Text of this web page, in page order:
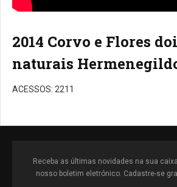
2014 Corvo e Flores
naturais
ACESSOS: 2211
Receba as últimas novidades na sua
nosso boletim eletrónico. Cadastre-se